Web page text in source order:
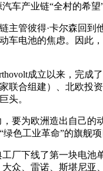
车产业链“全村的希望”
主管彼得·卡尔森回
车电池的焦虑。因此
成立以来，完
联合组建）、北欧投
头。
要为欧洲造出自己的
色工业革命”的旗舰
工厂下线了第一块电
众、雷诺、斯堪尼亚